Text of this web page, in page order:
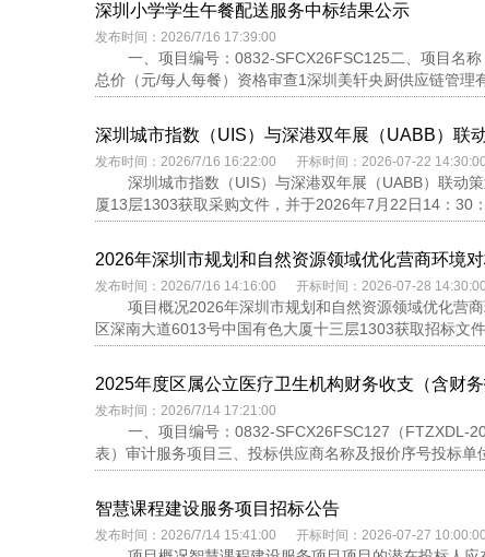
深圳小学学生午餐配送服务中标结果公示
发布时间：2026/7/16 17:39:00
一、项目编号：0832-SFCX26FSC125二、项目名
总价（元/每人每餐）资格审查1深圳美轩央厨供应链管理
深圳城市指数（UIS）与深港双年展（UABB）联
发布时间：2026/7/16 16:22:00 开标时间：2026-07-22 14:30:00
深圳城市指数（UIS）与深港双年展（UABB）联动
厦13层1303获取采购文件，并于2026年7月22日14：30
2026年深圳市规划和自然资源领域优化营商环境
发布时间：2026/7/16 14:16:00 开标时间：2026-07-28 14:30:00
项目概况2026年深圳市规划和自然资源领域优化营
区深南大道6013号中国有色大厦十三层1303获取招标文
2025年度区属公立医疗卫生机构财务收支（含财
发布时间：2026/7/14 17:21:00
一、项目编号：0832-SFCX26FSC127（FTZXDL-
表）审计服务项目三、投标供应商名称及报价序号投标单
智慧课程建设服务项目招标公告
发布时间：2026/7/14 15:41:00 开标时间：2026-07-27 10:00:00